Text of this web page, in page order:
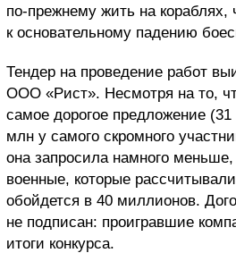
по-прежнему жить на кораблях,
к основательному падению
Тендер на проведение работ
ООО «Рист». Несмотря на то,
самое дорогое предложение
млн у самого скромного
она запросила намного
военные, которые
обойдется в 40 миллионов.
не подписан: проигравшие
итоги конкурса.